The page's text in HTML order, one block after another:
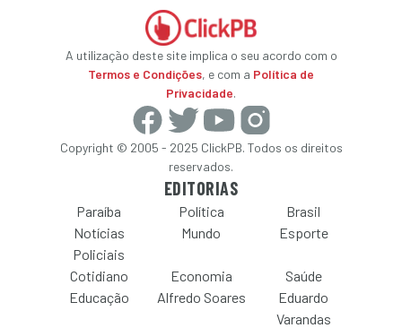
A utilização deste site implica o seu acordo com o
Termos e Condições, e com a Política de
Privacidade.
Copyright © 2005 - 2025 ClickPB. Todos os direitos
reservados.
EDITORIAS
Paraíba Política
Brasil
Notícias
Policiais
Mundo Esporte
Cotidiano Economia
Saúde
Educação
Alfredo Soares
Eduardo
Varandas